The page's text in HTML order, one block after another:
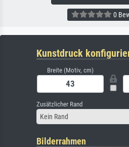
0
Kunstdruck
Breite (Motiv, cm)
Zusätzlicher Rand
Kein Rand
Bilderrahmen